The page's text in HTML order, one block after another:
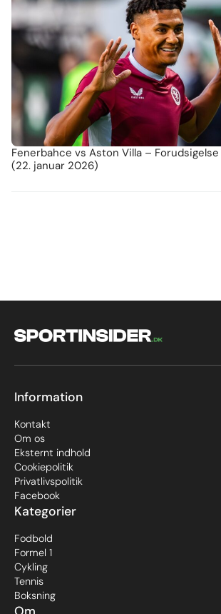
Fenerbahce vs Aston Villa –
(22. januar 2026)
Kategorier
Fodbold
Formel 1
Cykling
Tennis
Boksning
Information
Kontakt
Om os
Eksternt indhold
Cookiepolitik
Privatlivspolitik
Facebook